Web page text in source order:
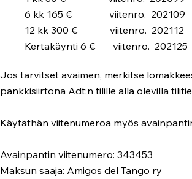
6 kk 165 € viitenro. 202109
12 kk 300 € viitenro. 202112
Kertakäynti 6 € viitenro. 202125
Jos tarvitset avaimen, merkitse
pankkisiirtona Adt:n tilille alla olevilla
Käytäthän viitenumeroa myös
Avainpantin viitenumero: 343453
Maksun saaja: Amigos del Tango ry